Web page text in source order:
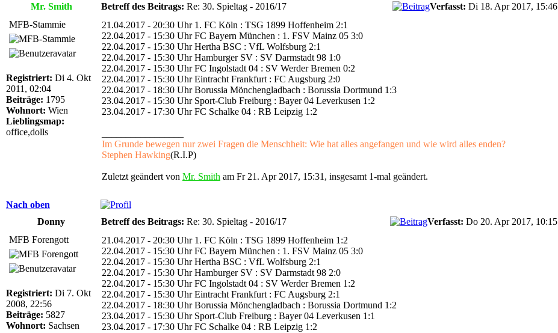
Mr. Smith
Betreff des Beitrags: Re: 30. Spieltag - 2016/17 Verfasst: Di 18. Apr 2017, 15:46
MFB-Stammie
Registriert: Di 4. Okt
2011, 02:04
Beiträge: 1795
Wohnort: Wien
Lieblingsmap:
office,dolls
21.04.2017 - 20:30 Uhr 1. FC Köln : TSG 1899 Hoffenheim 2:1
22.04.2017 - 15:30 Uhr FC Bayern München : 1. FSV Mainz 05 3:0
22.04.2017 - 15:30 Uhr Hertha BSC : VfL Wolfsburg 2:1
22.04.2017 - 15:30 Uhr Hamburger SV : SV Darmstadt 98 1:0
22.04.2017 - 15:30 Uhr FC Ingolstadt 04 : SV Werder Bremen 0:2
22.04.2017 - 15:30 Uhr Eintracht Frankfurt : FC Augsburg 2:0
22.04.2017 - 18:30 Uhr Borussia Mönchengladbach : Borussia Dortmund 1:3
23.04.2017 - 15:30 Uhr Sport-Club Freiburg : Bayer 04 Leverkusen 1:2
23.04.2017 - 17:30 Uhr FC Schalke 04 : RB Leipzig 1:2
Im Grunde bewegen nur zwei Fragen die Menschheit: Wie hat alles angefangen und wie wird alles enden?
Stephen Hawking(R.I.P)
Zuletzt geändert von Mr. Smith am Fr 21. Apr 2017, 15:31, insgesamt 1-mal geändert.
Nach oben
Donny
Betreff des Beitrags: Re: 30. Spieltag - 2016/17 Verfasst: Do 20. Apr 2017, 10:15
MFB Forengott
Registriert: Di 7. Okt
2008, 22:56
Beiträge: 5827
Wohnort: Sachsen
21.04.2017 - 20:30 Uhr 1. FC Köln : TSG 1899 Hoffenheim 1:2
22.04.2017 - 15:30 Uhr FC Bayern München : 1. FSV Mainz 05 3:0
22.04.2017 - 15:30 Uhr Hertha BSC : VfL Wolfsburg 2:1
22.04.2017 - 15:30 Uhr Hamburger SV : SV Darmstadt 98 2:0
22.04.2017 - 15:30 Uhr FC Ingolstadt 04 : SV Werder Bremen 1:2
22.04.2017 - 15:30 Uhr Eintracht Frankfurt : FC Augsburg 2:1
22.04.2017 - 18:30 Uhr Borussia Mönchengladbach : Borussia Dortmund 1:2
23.04.2017 - 15:30 Uhr Sport-Club Freiburg : Bayer 04 Leverkusen 1:1
23.04.2017 - 17:30 Uhr FC Schalke 04 : RB Leipzig 1:2